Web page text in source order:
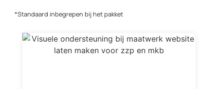
*Standaard inbegrepen bij het pakket